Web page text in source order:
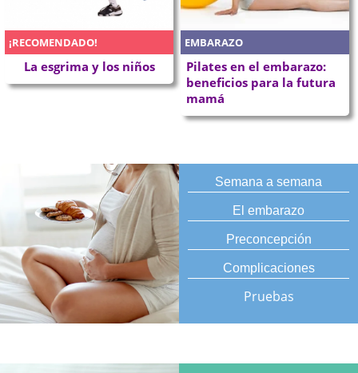
¡RECOMENDADO!
La esgrima y los niños
EMBARAZO
Pilates en el embarazo:
beneficios para la futura
mamá
Semana a semana
El embarazo
Preconcepción
Complicaciones
Pruebas